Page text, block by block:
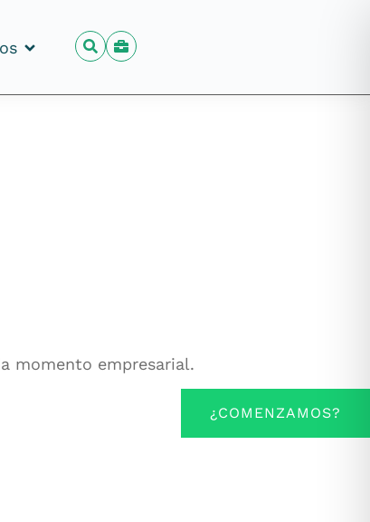
momento empresarial.
¿COMENZAMOS?